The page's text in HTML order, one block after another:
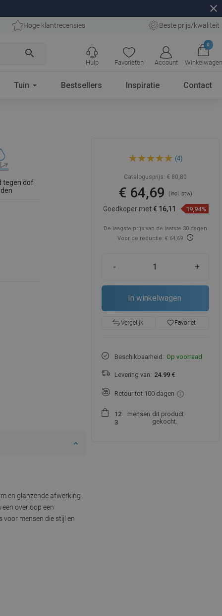
close
Hoge klantrecensies Beste prijs/kwaliteit
search
Favorieten Account
0
Winkelwagen
Hulp
Tuin Bestsellers Inspiratie Contact
tegen dof
en glanzende afwerking
overloop een
mensen die stijl en
wastafel 45 x 25 cm, wit -
(4)
Catalogusprijs: € 80,80
€ 64,69(incl. btw)
Goedkoper met € 16,11 19,94%
De laagste prijs van de laatste 30 dagen
Voor de reductie: € 64,69
- +
In winkelwagen
Vergelijk favorite_borderFavoriet
Beschikbaarheid: Op voorraad
Levering van: 24.99 €
Retour tot 100 dagen
1 2
3
mensen dit product
gekocht.